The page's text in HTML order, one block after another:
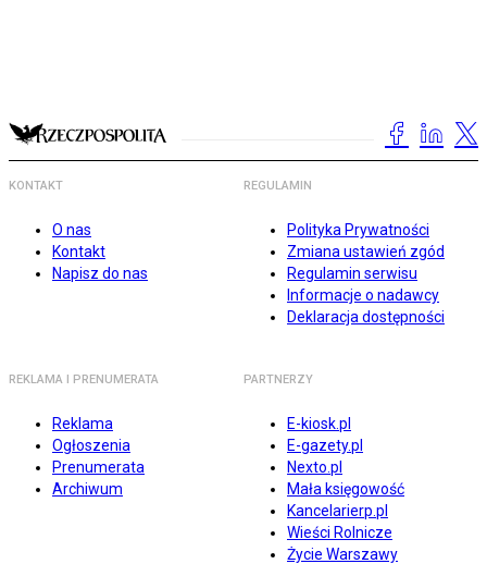
KONTAKT
O nas
Kontakt
Napisz do nas
REGULAMIN
Polityka Prywatności
Zmiana ustawień zgód
Regulamin serwisu
Informacje o nadawcy
Deklaracja dostępności
REKLAMA I PRENUMERATA
Reklama
Ogłoszenia
Prenumerata
Archiwum
PARTNERZY
E-kiosk.pl
E-gazety.pl
Nexto.pl
Mała księgowość
Kancelarierp.pl
Wieści Rolnicze
Życie Warszawy